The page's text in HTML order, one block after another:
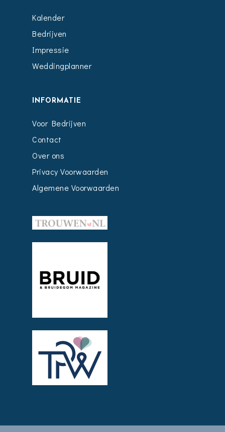
Kalender
Bedrijven
Impressie
Weddingplanner
INFORMATIE
Voor Bedrijven
Contact
Over ons
Privacy Voorwaarden
Algemene Voorwaarden